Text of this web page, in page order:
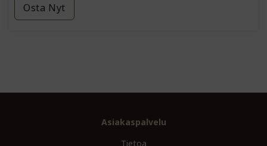
Osta Nyt
Asiakaspalvelu
Tietoa